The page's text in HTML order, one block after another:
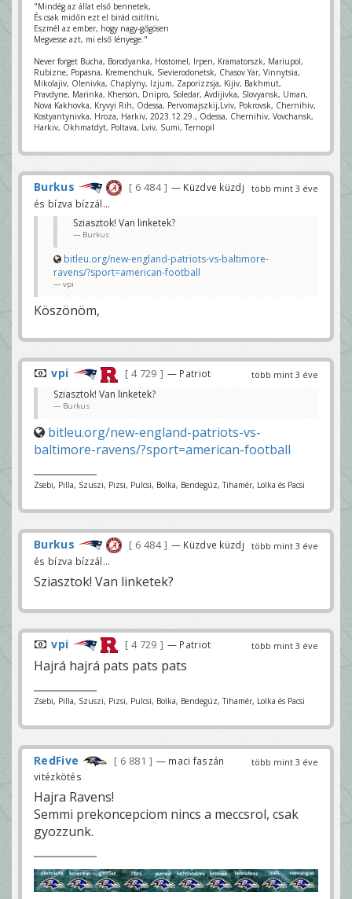
"Mindég az állat első bennetek,
És csak midőn ezt el birád csitítni,
Eszmél az ember, hogy nagy-gőgösen
Megvesse azt, mi első lényege."
Never forget Bucha, Borodyanka, Hostomel, Irpen, Kramatorszk, Mariupol,
Rubizne, Popasna, Kremenchuk, Sievierodonetsk, Chasov Yar, Vinnytsia,
Mikolajiv, Olenivka, Chaplyny, Izjum, Zaporizzsja, Kijiv, Bakhmut,
Pravdyne, Marinka, Kherson, Dnipro, Soledar, Avdijivka, Slovyansk, Uman,
Nova Kakhovka, Kryvyi Rih, Odessa, Pervomajszkij,Lviv, Pokrovsk, Chernihiv,
Kostyantynivka, Hroza, Harkiv, 2023.12.29., Odessa, Chernihiv, Vovchansk,
Harkiv, Okhmatdyt, Poltava, Lviv, Sumi, Ternopil
több mint 3 éve
Burkus 6 484
— Küzdve küzdj
és bízva bízzál...
Sziasztok! Van linketek?
Burkus
bitleu.org/new-england-patriots-vs-baltimore-
ravens/?sport=american-football
vpi
Köszönöm,
több mint 3 éve
vpi 4 729 — Patriot
Sziasztok! Van linketek?
Burkus
bitleu.org/new-england-patriots-vs-
baltimore-ravens/?sport=american-football
Zsebi, Pilla, Szuszi, Pizsi, Pulcsi, Bolka, Bendegúz, Tihamér, Lolka és Pacsi
több mint 3 éve
Burkus 6 484
— Küzdve küzdj
és bízva bízzál...
Sziasztok! Van linketek?
több mint 3 éve
vpi 4 729 — Patriot
Hajrá hajrá pats pats pats
Zsebi, Pilla, Szuszi, Pizsi, Pulcsi, Bolka, Bendegúz, Tihamér, Lolka és Pacsi
több mint 3 éve
RedFive 6 881
— maci faszán
vitézkötés
Hajra Ravens!
Semmi prekoncepciom nincs a meccsrol, csak
gyozzunk.